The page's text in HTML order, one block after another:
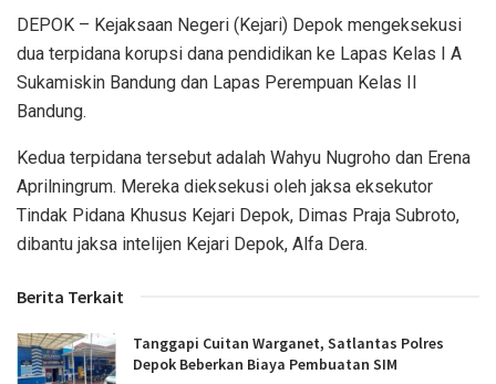
DEPOK – Kejaksaan Negeri (Kejari) Depok mengeksekusi
dua terpidana korupsi dana pendidikan ke Lapas Kelas I A
Sukamiskin Bandung dan Lapas Perempuan Kelas II
Bandung.
Kedua terpidana tersebut adalah Wahyu Nugroho dan Erena
Aprilningrum. Mereka dieksekusi oleh jaksa eksekutor
Tindak Pidana Khusus Kejari Depok, Dimas Praja Subroto,
dibantu jaksa intelijen Kejari Depok, Alfa Dera.
Berita Terkait
Tanggapi Cuitan Warganet, Satlantas Polres
Depok Beberkan Biaya Pembuatan SIM